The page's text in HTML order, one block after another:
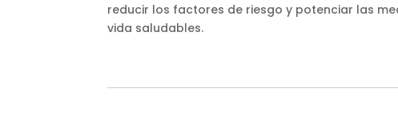
reducir los factores de riesgo y potenciar las
vida saludables.